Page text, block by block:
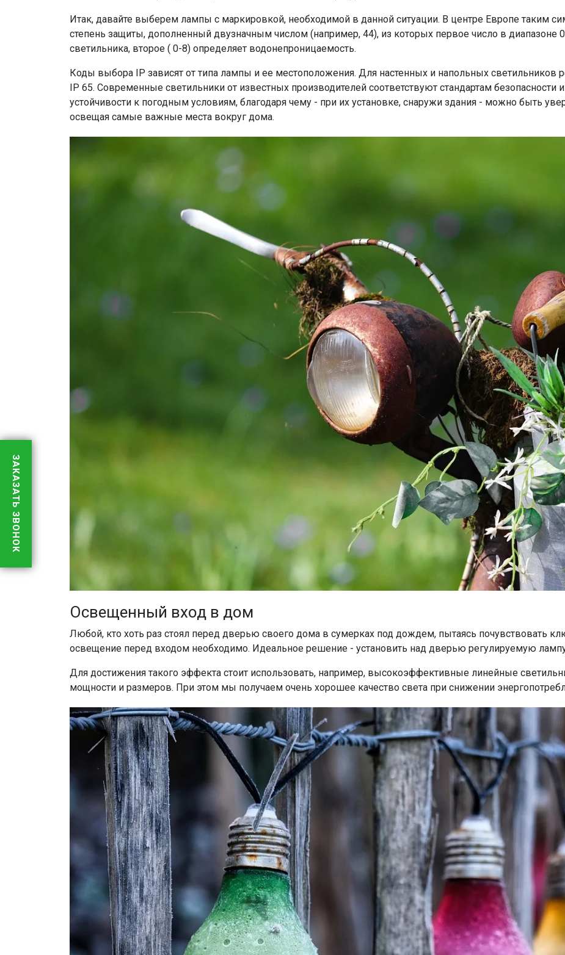
Итак, давайте выберем лампы с маркировкой, необходимой в данной ситуации. В центре Европе таким
степень защиты, дополненный двузначным числом (например, 44), из которых первое число в диапазоне
светильника, второе ( 0-8) определяет водонепроницаемость.
Коды выбора IP зависят от типа лампы и ее местоположения. Для настенных и напольных светильников
IP 65. Современные светильники от известных производителей соответствуют стандартам
устойчивости к погодным условиям, благодаря чему - при их установке, снаружи здания - можно быть
освещая самые важные места вокруг дома.
Освещенный вход в дом
Любой, кто хоть раз стоял перед дверью своего дома в сумерках под дождем, пытаясь почувствовать
освещение перед входом необходимо. Идеальное решение - установить над дверью регулируемую
Для достижения такого эффекта стоит использовать, например, высокоэффективные линейные
мощности и размеров. При этом мы получаем очень хорошее качество света при снижении
ЗАКАЗАТЬ ЗВОНОК